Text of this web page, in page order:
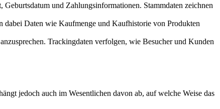
und Zahlungsinformationen. Stammdaten zeichnen
Daten wie Kaufmenge und Kaufhistorie von Produkten
Trackingdaten verfolgen, wie Besucher und Kunden
jedoch auch im Wesentlichen davon ab, auf welche Weise das